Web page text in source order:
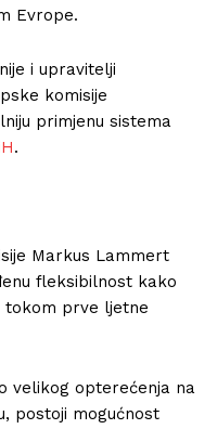
Evrope.
i upravitelji
komisije
primjenu sistema
.
Markus Lammert
fleksibilnost kako
tokom prve ljetne
velikog opterećenja na
postoji mogućnost